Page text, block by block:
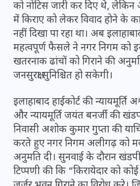
को नोटिस जारी कर दिए थे,
में किराए को लेकर विवाद होने के
नहीं दिखा पा रहा था। अब
महत्वपूर्ण फैसले ने नगर निगम को
खतरनाक ढांचों को गिराने की
जनसुरक्षा सुनिश्चित हो सकेगी।
इलाहाबाद हाईकोर्ट की न्यायमूर्ति
और न्यायमूर्ति जयंत बनर्जी की
निवासी अशोक कुमार गुप्ता की
करते हुए नगर निगम अलीगढ़ को
अनुमति दी। सुनवाई के दौरान
टिप्पणी की कि “किरायेदार को